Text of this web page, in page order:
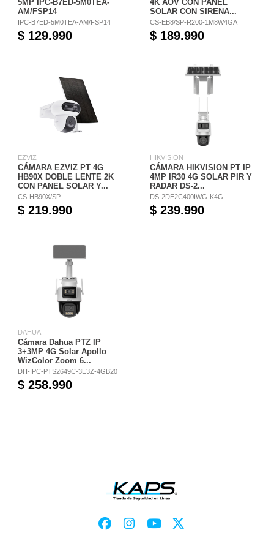
5MP IPC-B7ED-5M0TEA-
AM/FSP14
IPC-B7ED-5M0TEA-AM/FSP14
$ 129.990
4K AOV CON PANEL
SOLAR CON SIRENA...
CS-EB8/SP-R200-1M8W4GA
$ 189.990
EZVIZ
CÁMARA EZVIZ PT 4G
HB90X DOBLE LENTE 2K
CON PANEL SOLAR Y...
CS-HB90X/SP
$ 219.990
HIKVISION
CÁMARA HIKVISION PT IP
4MP IR30 4G SOLAR PIR Y
RADAR DS-2...
DS-2DE2C400IWG-K4G
$ 239.990
DAHUA
Cámara Dahua PTZ IP
3+3MP 4G Solar Apollo
WizColor Zoom 6...
DH-IPC-PTS2649C-3E3Z-4GB20
$ 258.990